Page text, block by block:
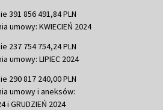
391 856 491,84 PLN
umowy: KWIECIEŃ 2024
237 754 754,24 PLN
umowy: LIPIEC 2024
290 817 240,00 PLN
umowy i aneksów:
i GRUDZIEŃ 2024